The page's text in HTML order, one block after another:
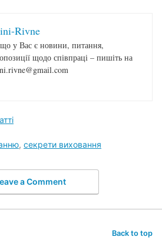
Rivne
у Вас є новини, питання,
щодо співпраці – пишіть на
, секрети виховання
a Comment
Back to top